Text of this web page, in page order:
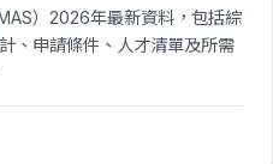
）2026年最新資料，包括綜
、申請條件、人才清單及所需